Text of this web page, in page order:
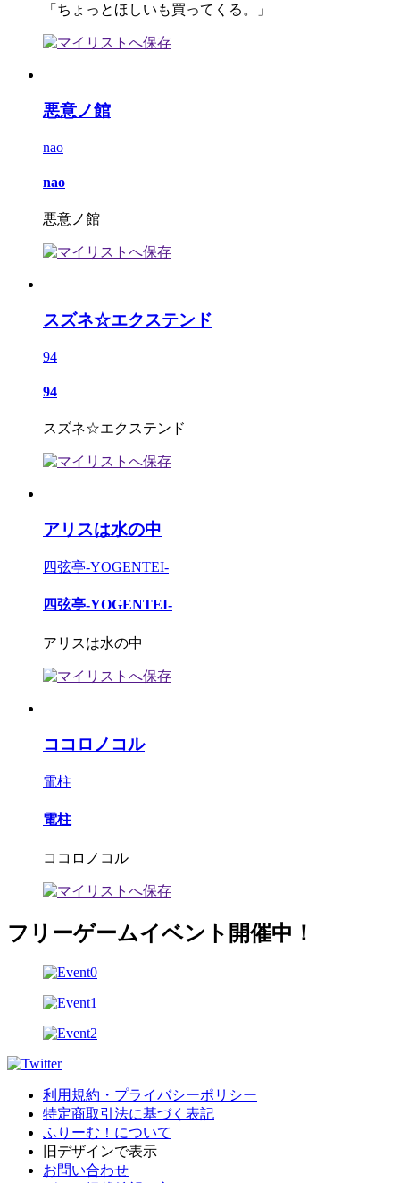
「ちょっとほしいも買ってくる。」
悪意ノ館
nao
nao
悪意ノ館
スズネ☆エクステンド
94
94
スズネ☆エクステンド
アリスは水の中
四弦亭-YOGENTEI-
四弦亭-YOGENTEI-
アリスは水の中
ココロノコル
電柱
電柱
ココロノコル
フリーゲームイベント開催中！
利用規約・プライバシーポリシー
特定商取引法に基づく表記
ふりーむ！について
旧デザインで表示
お問い合わせ